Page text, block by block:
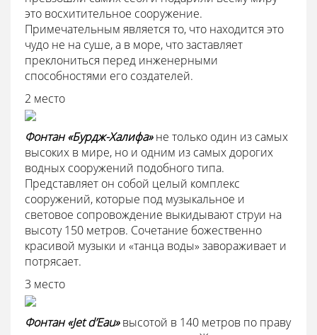
это восхитительное сооружение.
Примечательным является то, что находится это
чудо не на суше, а в море, что заставляет
преклониться перед инженерными
способностями его создателей.
2 место
Фонтан «Бурдж-Халифа»не только один из самых
высоких в мире, но и одним из самых дорогих
водных сооружений подобного типа.
Представляет он собой целый комплекс
сооружений, которые под музыкальное и
световое сопровождение выкидывают струи на
высоту 150 метров. Сочетание божественно
красивой музыки и «танца воды» завораживает и
потрясает.
3 место
Фонтан «Jet d’Eau»высотой в 140 метров по праву